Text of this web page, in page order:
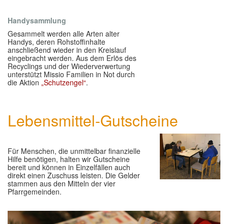
Handysammlung
Gesammelt werden alle Arten alter
Handys, deren Rohstoffinhalte
anschließend wieder in den Kreislauf
eingebracht werden. Aus dem Erlös des
Recyclings und der Wiederverwertung
unterstützt Missio Familien in Not durch
die Aktion „Schutzengel“.
Lebensmittel-Gutscheine
Für Menschen, die unmittelbar finanzielle
Hilfe benötigen, halten wir Gutscheine
bereit und können in Einzelfällen auch
direkt einen Zuschuss leisten. Die Gelder
stammen aus den Mitteln der vier
Pfarrgemeinden.